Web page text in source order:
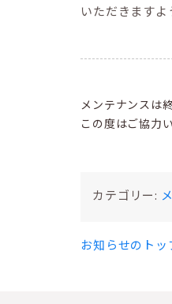
いただきますよ
メンテナンスは
この度はご協力
カテゴリー:
お知らせのトッ